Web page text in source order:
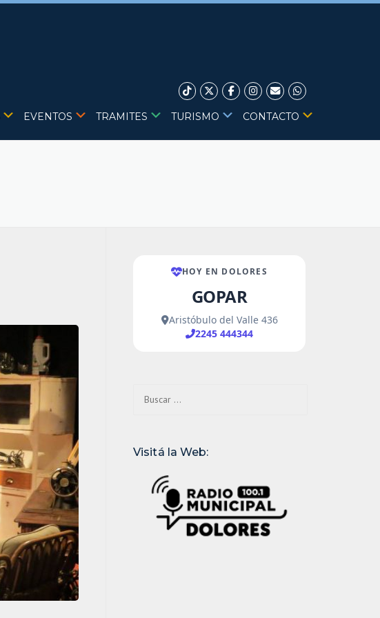
EVENTOS TRAMITES TURISMO CONTACTO
Visitá la Web: